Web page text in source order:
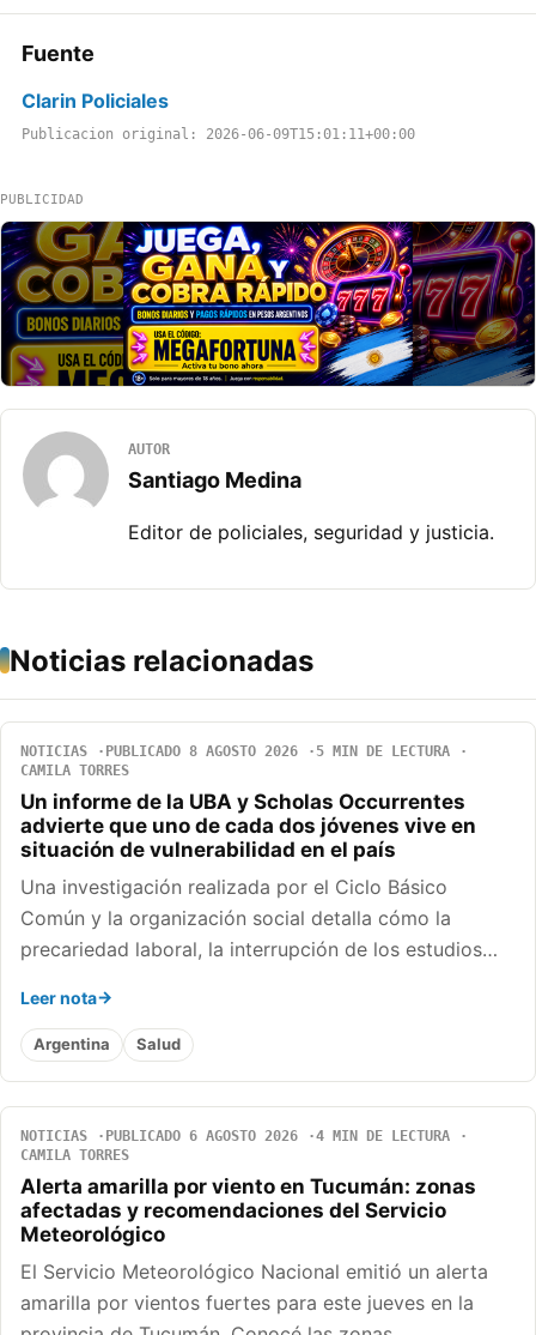
Fuente
Clarin Policiales
Publicacion original: 2026-06-09T15:01:11+00:00
PUBLICIDAD
AUTOR
Santiago Medina
Editor de policiales, seguridad y justicia.
Noticias relacionadas
NOTICIAS PUBLICADO 8 AGOSTO 2026
5 MIN DE LECTURA
CAMILA TORRES
Un informe de la UBA y Scholas Occurrentes
advierte que uno de cada dos jóvenes vive en
situación de vulnerabilidad en el país
Una investigación realizada por el Ciclo Básico
Común y la organización social detalla cómo la
precariedad laboral, la interrupción de los estudios…
Leer nota
Argentina Salud
NOTICIAS PUBLICADO 6 AGOSTO 2026
4 MIN DE LECTURA
CAMILA TORRES
Alerta amarilla por viento en Tucumán: zonas
afectadas y recomendaciones del Servicio
Meteorológico
El Servicio Meteorológico Nacional emitió un alerta
amarilla por vientos fuertes para este jueves en la